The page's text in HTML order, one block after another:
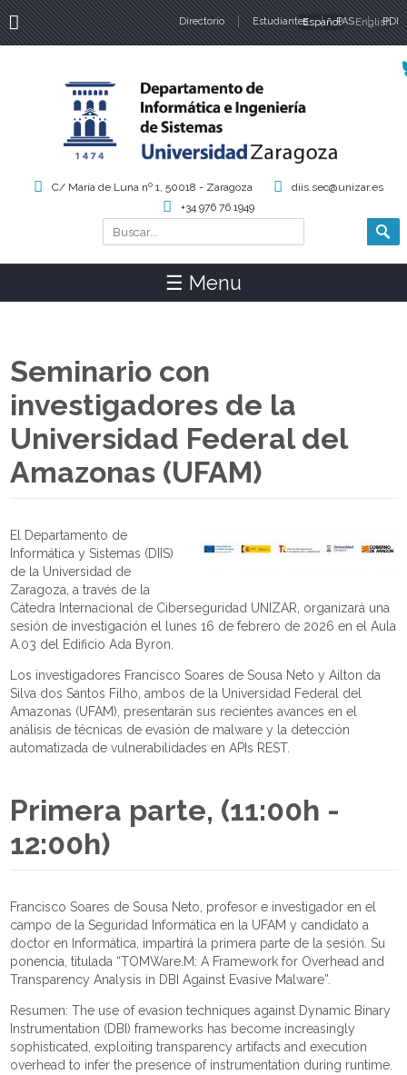
Directorio Estudiantes PAS PDI
Idiomas
Español English
Formulario de búsqueda
Buscar
C/ María de Luna nº 1, 50018 - Zaragoza
diis.sec@unizar.es
+34 976 76 1949
☰ Menu
Seminario con
investigadores de la
Universidad Federal del
Amazonas (UFAM)
El Departamento de
Informática y Sistemas (DIIS)
de la Universidad de
Zaragoza, a través de la
Cátedra Internacional de Ciberseguridad UNIZAR, organizará una
sesión de investigación el lunes 16 de febrero de 2026 en el Aula
A.03 del Edificio Ada Byron.
Los investigadores Francisco Soares de Sousa Neto y Ailton da
Silva dos Santos Filho, ambos de la Universidad Federal del
Amazonas (UFAM), presentarán sus recientes avances en el
análisis de técnicas de evasión de malware y la detección
automatizada de vulnerabilidades en APIs REST.
Primera parte, (11:00h -
12:00h)
Francisco Soares de Sousa Neto, profesor e investigador en el
campo de la Seguridad Informática en la UFAM y candidato a
doctor en Informática, impartirá la primera parte de la sesión.Su
ponencia, titulada “TOMWare.M: A Framework for Overhead and
Transparency Analysis in DBI Against Evasive Malware”.
Resumen: The use of evasion techniques against Dynamic Binary
Instrumentation (DBI) frameworks has become increasingly
sophisticated, exploiting transparency artifacts and execution
overhead to infer the presence of instrumentation during runtime.